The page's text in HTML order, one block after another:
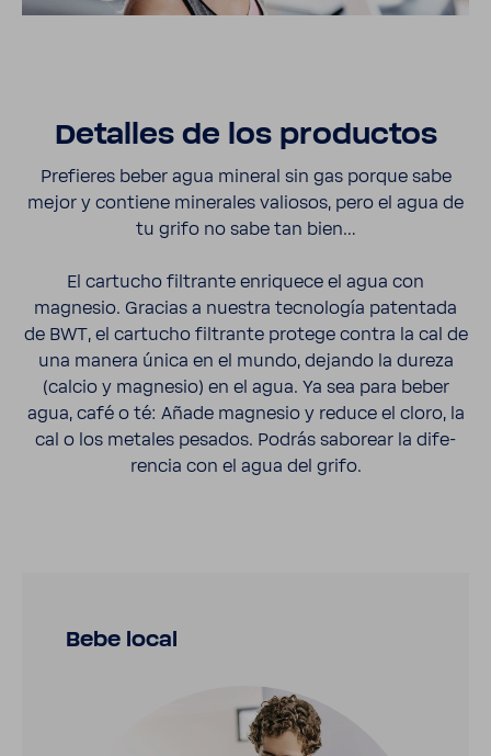
Deta­lles de los productos
Prefieres beber agua mineral sin gas porque sabe
mejor y contiene mine­rales valiosos, pero el agua de
tu grifo no sabe tan bien…
El cartucho filtrante enri­quece el agua con
magnesio. Gracias a nuestra tecno­logía paten­tada
de BWT, el cartucho filtrante protege contra la cal de
una manera única en el mundo, dejando la dureza
(calcio y magnesio) en el agua. Ya sea para beber
agua, café o té: Añade magnesio y reduce el cloro, la
cal o los metales pesados. Podrás sabo­rear la dife­
rencia con el agua del grifo.
Bebe local